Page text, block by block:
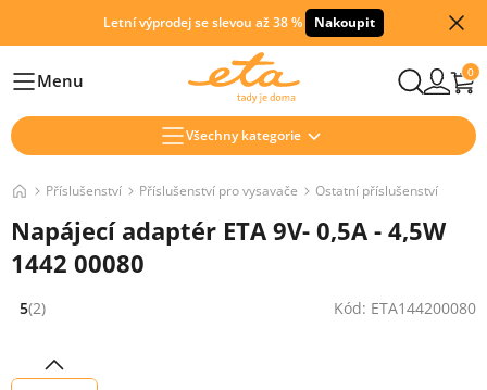
Letní výprodej se slevou až 38 % Nakoupit
HlavníMenu 0
Všechny kategorie
Příslušenství Příslušenství pro vysavače Ostatní příslušenství
Napájecí adaptér ETA 9V- 0,5A - 4,5W
1442 00080
Hodnocení: 5 z 5 (2 recenzí)
5(2) Kód: ETA144200080